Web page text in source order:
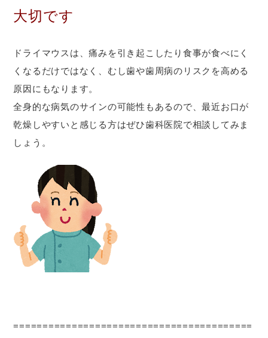
大切です
ドライマウスは、痛みを引き起こしたり食事が食べにく
くなるだけではなく、むし歯や歯周病のリスクを高める
原因にもなります。
全身的な病気のサインの可能性もあるので、最近お口が
乾燥しやすいと感じる方はぜひ歯科医院で相談してみま
しょう。
=========================================